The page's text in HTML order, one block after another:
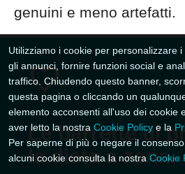
genuini e meno artefatti.
Le barrette di
la dieta a zona.
Utilizziamo i cookie per personalizzare
gli annunci, fornire funzioni social e
traffico. Chiudendo questo banner,
questa pagina o cliccando un
elemento acconsenti all'uso dei cookie
aver letto la nostraCookie Policye la
Per saperne di più o negare il
alcuni cookie consulta la nostra Cookie